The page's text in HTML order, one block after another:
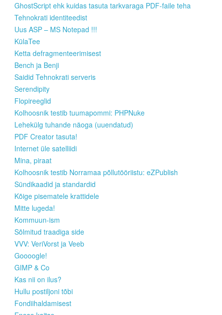
GhostScript ehk kuidas tasuta tarkvaraga PDF-faile teha
Tehnokrati identiteedist
Uus ASP – MS Notepad !!!
KülaTee
Ketta defragmenteerimisest
Bench ja Benji
Saidid Tehnokrati serveris
Serendipity
Flopireeglid
Kolhoosnik testib tuumapommi: PHPNuke
Lehekülg tuhande näoga (uuendatud)
PDF Creator tasuta!
Internet üle satelliidi
Mina, piraat
Kolhoosnik testib Norramaa põllutööriistu: eZPublish
Sündikaadid ja standardid
Kõige pisematele krattidele
Mitte lugeda!
Kommuun-ism
Sõlmitud traadiga side
VVV: VeriVorst ja Veeb
Goooogle!
GIMP & Co
Kas nii on ilus?
Hullu postiljoni tõbi
Fondiihaldamisest